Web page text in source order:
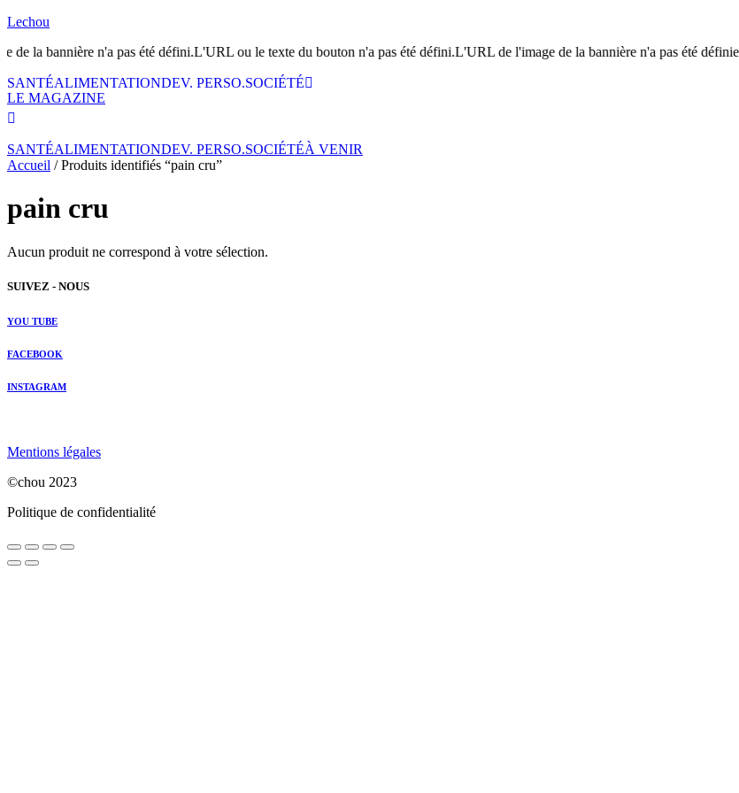
Lechou
de la bannière n'a pas été défini.L'URL ou le texte du bouton n'a pas été défini.L'URL de l'image de la bannière n'a pas été définie.
SANTÉALIMENTATIONDEV. PERSO.SOCIÉTÉ
LE MAGAZINE
SANTÉALIMENTATIONDEV. PERSO.SOCIÉTÉÀ VENIR
Accueil / Produits identifiés “pain cru”
pain cru
Aucun produit ne correspond à votre sélection.
SUIVEZ - NOUS
YOU TUBE
FACEBOOK
INSTAGRAM
Mentions légales
©chou 2023
Politique de confidentialité